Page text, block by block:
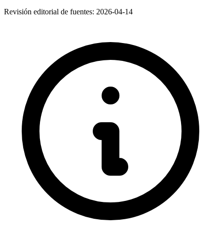
Revisión editorial de fuentes: 2026-04-14